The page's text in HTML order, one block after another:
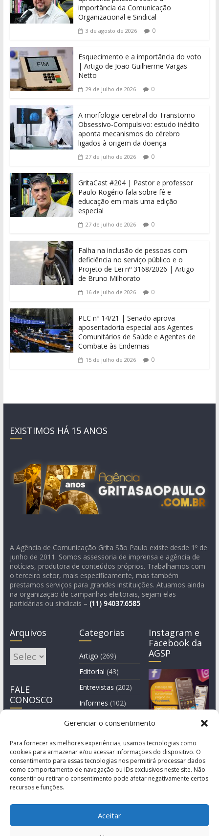
Gerenciar o consentimento
Para fornecer as melhores experiências, usamos tecnologias como
cookies para armazenar e/ou acessar informações do dispositivo. O
consentimento para essas tecnologias nos permitirá processar dados
como comportamento de navegação ou IDs exclusivos neste site. Não
consentir ou retirar o consentimento pode afetar negativamente certos
recursos e funções.
Aceitar
importância da Comunicação
Organizacional e Sindical
3 de agosto de 2026 0
Esquecimento e a importância do voto
| Artigo de João Guilherme Vargas
Netto
29 de julho de 2026 0
A morfologia cerebral do Transtorno
Obsessivo-Compulsivo: estudo inédito
aponta mecanismos do cérebro
ligados à origem da doença
27 de julho de 2026 0
GritaCast #204 | Pastor e professor
Paulo Rogério fala sobre fé e
educação em mais uma edição
especial
27 de julho de 2026 0
Falha na inclusão de pessoas com
deficiência no serviço público e o
Projeto de Lei nº 3168/2026 | Artigo
de Bruno Milhorato
16 de julho de 2026 0
PEC nº 14/21 | Senado aprova
aposentadoria especial aos Agentes
Comunitários de Saúde e Agentes de
Combate às Endemias
15 de julho de 2026 0
EXISTIMOS HÁ 15 ANOS
A Agência de Comunicação Grita São Paulo existe desde 1º de
junho de 2011. Somos assessoria de imprensa e agência de
notícias, produtora de conteúdos próprios. Trabalhamos com
o terceiro setor, mais especificamente, mas também
prestamos serviços para grandes instituições. Atuamos ainda
na organização de campanhas eleitorais, sejam elas
partidárias ou sindicais – (11) 94037.6585
Arquivos
Arquivos
FALE
CONOSCO
Categorias
Artigo (269)
Editorial (43)
Entrevistas (202)
Informes (102)
Manchete
Instagram e
Facebook da
AGSP